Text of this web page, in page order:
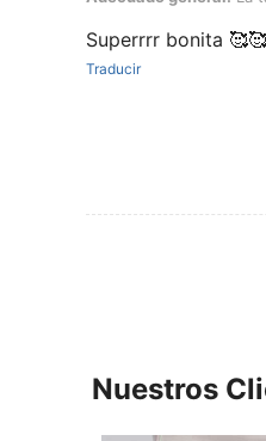
Superrrr bonita
Traducir
Nuestros